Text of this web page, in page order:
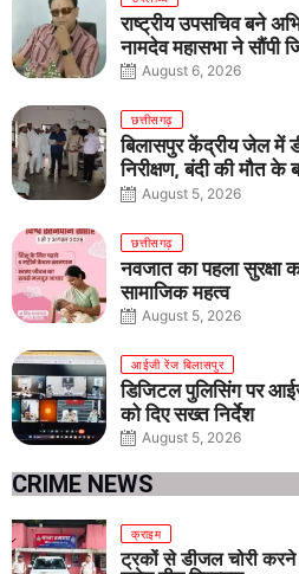
राष्ट्रीय उपसचिव बने
नामदेव महासभा ने सौंपी
August 6, 2026
छत्तीसगढ़
बिलासपुर केंद्रीय जेल
निरीक्षण, बंदी की मौत
August 5, 2026
छत्तीसगढ़
नवजात का पहला
सामाजिक महत्व
August 5, 2026
आईजी रेंज बिलासपुर
डिजिटल पुलिसिंग पर
को दिए सख्त निर्देश
August 5, 2026
CRIME NEWS
क्राइम
ट्रकों से डीजल चोरी करने